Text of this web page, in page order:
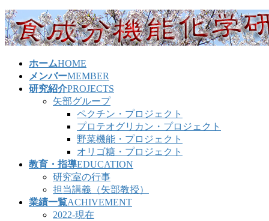
コ
ン
テ
ナ
ビ
ゲ
ホームHOME
メンバーMEMBER
研究紹介PROJECTS
矢部グループ
ペクチン・プロジェクト
プロテオグリカン・プロジェクト
野菜機能・プロジェクト
オリゴ糖・プロジェクト
教育・指導EDUCATION
研究室の行事
担当講義（矢部教授）
業績一覧ACHIVEMENT
2022-現在